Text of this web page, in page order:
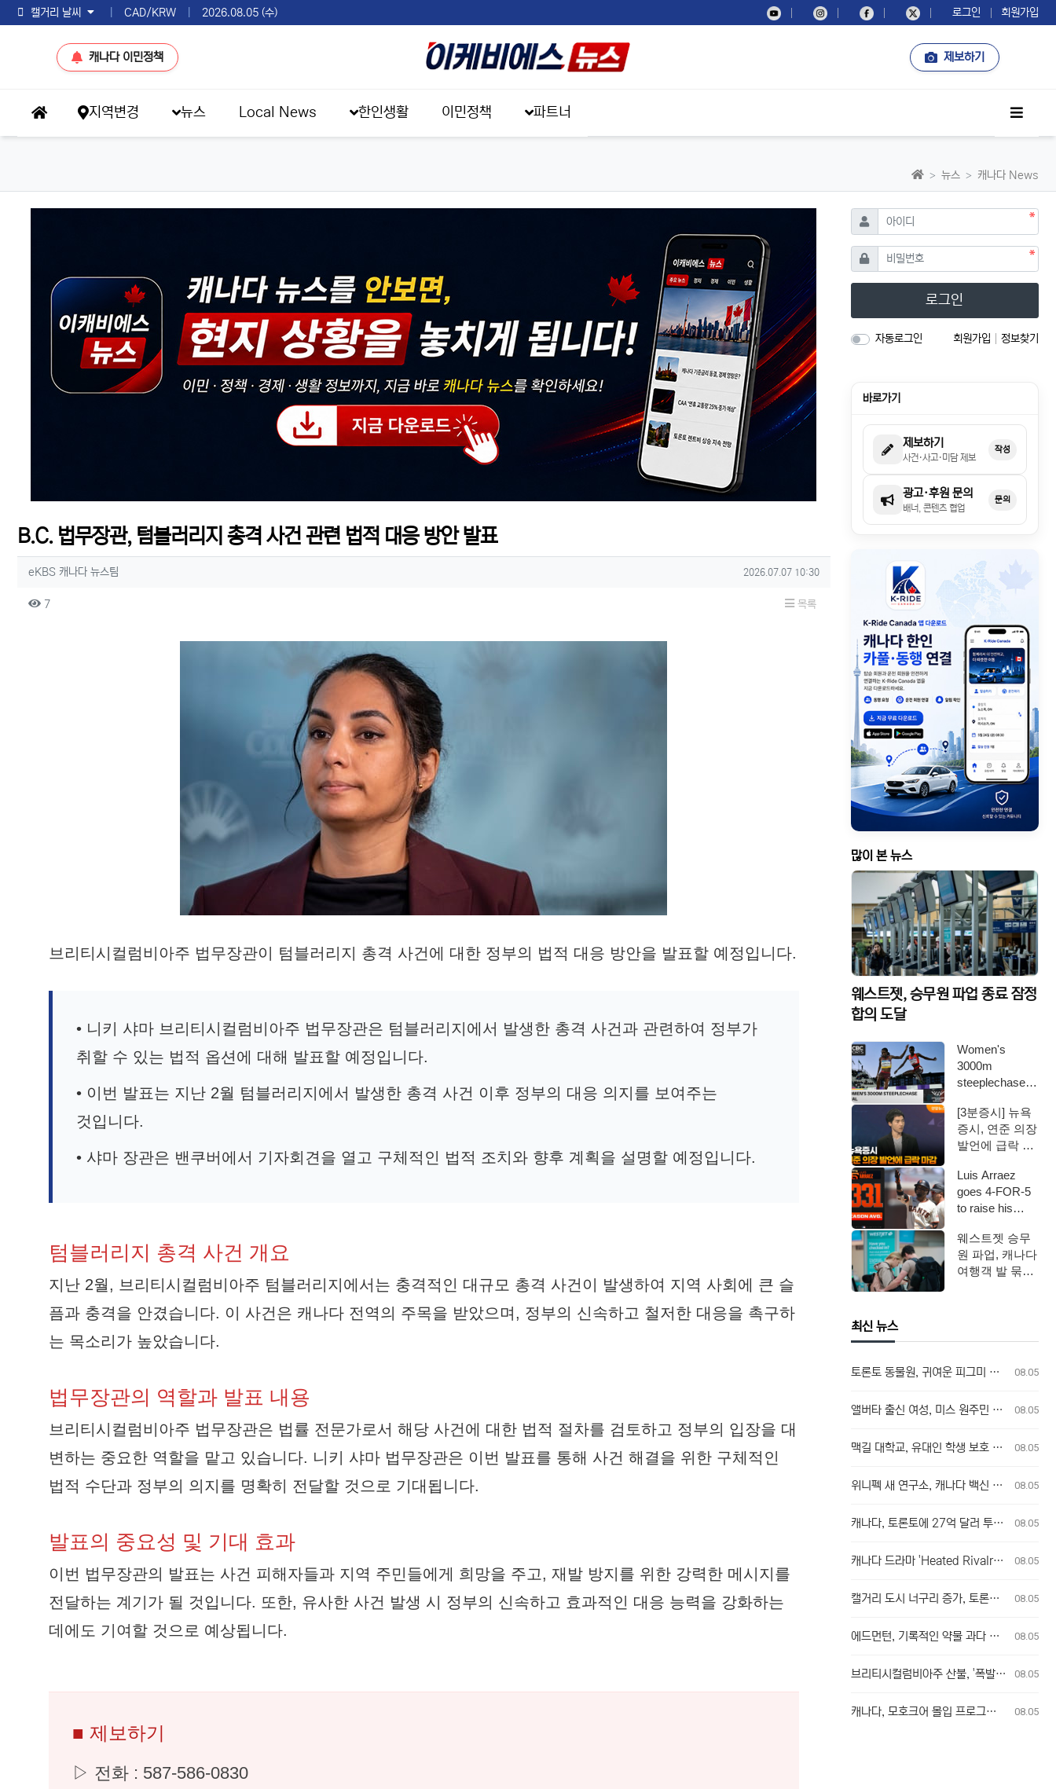
토론토 날씨 CAD/KRW 2026.08.05 (수) 로그인 회원가입
캐나다 이민정책 제보하기
지역변경 뉴스 Local News 한인생활 이민정책
파트너
홈으로
사이드
eKBS News
홈으로뉴스 캐나다 News
B.C. 법무장관, 텀블러리지 총격 사건 관련 법적 대응 방안 발표
작성자 정보
eKBS 캐나다 뉴스팀 작성일
2026.07.07 10:30
컨텐츠 정보
7조회 목록
브리티시컬럼비아주 법무장관이 텀블러리지 총격 사건에 대한 정부의 법적 대응 방안을 발표할 예정입니다.
• 니키 샤마 브리티시컬럼비아주 법무장관은 텀블러리지에서 발생한 총격 사건과 관련하여 정부가
취할 수 있는 법적 옵션에 대해 발표할 예정입니다.
• 이번 발표는 지난 2월 텀블러리지에서 발생한 총격 사건 이후 정부의 대응 의지를 보여주는
것입니다.
• 샤마 장관은 밴쿠버에서 기자회견을 열고 구체적인 법적 조치와 향후 계획을 설명할 예정입니다.
텀블러리지 총격 사건 개요
지난 2월, 브리티시컬럼비아주 텀블러리지에서는 충격적인 대규모 총격 사건이 발생하여 지역 사회에 큰 슬
픔과 충격을 안겼습니다. 이 사건은 캐나다 전역의 주목을 받았으며, 정부의 신속하고 철저한 대응을 촉구하
는 목소리가 높았습니다.
법무장관의 역할과 발표 내용
브리티시컬럼비아주 법무장관은 법률 전문가로서 해당 사건에 대한 법적 절차를 검토하고 정부의 입장을 대
변하는 중요한 역할을 맡고 있습니다. 니키 샤마 법무장관은 이번 발표를 통해 사건 해결을 위한 구체적인
법적 수단과 정부의 의지를 명확히 전달할 것으로 기대됩니다.
발표의 중요성 및 기대 효과
이번 법무장관의 발표는 사건 피해자들과 지역 주민들에게 희망을 주고, 재발 방지를 위한 강력한 메시지를
전달하는 계기가 될 것입니다. 또한, 유사한 사건 발생 시 정부의 신속하고 효과적인 대응 능력을 강화하는
데에도 기여할 것으로 예상됩니다.
■ 제보하기
▷ 전화 : 587-586-0830
아이디 필수
비밀번호필수
로그인
자동로그인 회원가입 정보찾기
바로가기
제보하기
사건·사고·미담 제보
작성
광고·후원 문의
배너, 콘텐츠 협업
문의
많이 본 뉴스
웨스트젯, 승무원 파업 종료 잠정
합의 도달
Women's
3000m
steeplechase
…
[3분증시] 뉴욕
증시, 연준 의장
발언에 급락 마
TV (Yon…
Luis Arraez
goes 4-FOR-5
to raise his
웨스트젯 승무
원 파업, 캐나다
여행객 발 묶였
최신 뉴스
토론토 동물원, 귀여운 피그미 하마 새끼 탄생 08.05
앨버타 출신 여성, 미스 원주민 캐나다 왕관 차지 08.05
맥길 대학교, 유대인 학생 보호 소홀 혐의 집단 소송 승인 08.05
위니펙 새 연구소, 캐나다 백신 연구 강화 및 팬데믹 대비 역량 확충에 기여 08.05
캐나다, 토론토에 27억 달러 투입해 저렴한 주택 공급 확대 08.05
캐나다 드라마 'Heated Rivalry' 시즌 2 촬영, 배우와 제작진을 위한 공간 요청 08.05
캘거리 도시 너구리 증가, 토론토 전철 밟나? 08.05
에드먼턴, 기록적인 약물 과다 복용 사망자 수에 대응 08.05
브리티시컬럼비아주 산불, '폭발적이고 극도로 위험한' 상황… 추가 고온 및 건조 번개 대비 08.05
캐나다, 모호크어 몰입 프로그램 교류 행사 개최 08.05